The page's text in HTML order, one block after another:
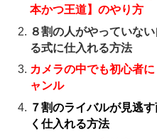
本かつ王道】のやり方
８割の人がやっていな
る式に仕入れる方法
カメラの中でも初心者
ャンル
７割のライバルが見逃
く仕入れる方法